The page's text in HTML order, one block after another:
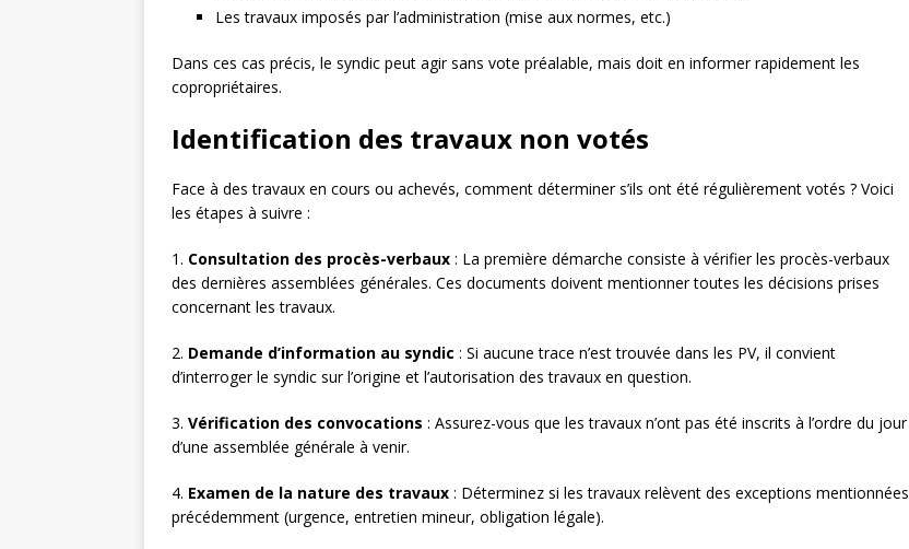
Les travaux imposés par l’administration (mise aux normes, etc.)
Dans ces cas précis, le syndic peut agir sans vote préalable, mais doit en informer rapidement les
copropriétaires.
Identification des travaux non votés
Face à des travaux en cours ou achevés, comment déterminer s’ils ont été régulièrement votés ? Voici
les étapes à suivre :
1. Consultation des procès-verbaux : La première démarche consiste à vérifier les procès-verbaux
des dernières assemblées générales. Ces documents doivent mentionner toutes les décisions prises
concernant les travaux.
2. Demande d’information au syndic : Si aucune trace n’est trouvée dans les PV, il convient
d’interroger le syndic sur l’origine et l’autorisation des travaux en question.
3. Vérification des convocations : Assurez-vous que les travaux n’ont pas été inscrits à l’ordre du jour
d’une assemblée générale à venir.
4. Examen de la nature des travaux : Déterminez si les travaux relèvent des exceptions mentionnées
précédemment (urgence, entretien mineur, obligation légale).